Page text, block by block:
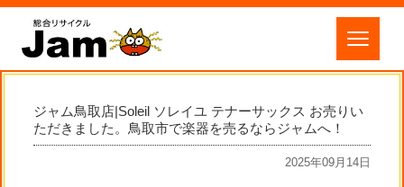
ジャム鳥取店|Soleil ソレイユ テナーサックス お売りい
ただきました。鳥取市で楽器を売るならジャムへ！
2025年09月14日